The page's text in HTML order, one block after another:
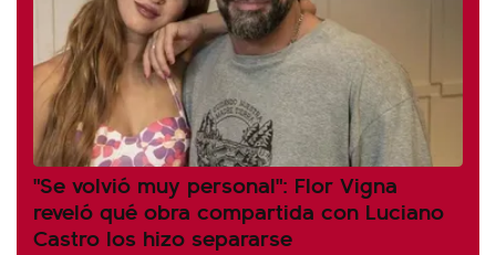
"Se volvió muy personal": Flor Vigna
reveló qué obra compartida con Luciano
Castro los hizo separarse